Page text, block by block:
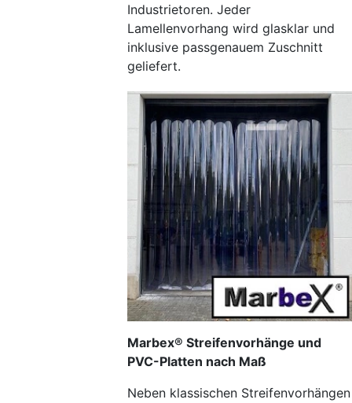
Industrietoren. Jeder
Lamellenvorhang wird glasklar und
inklusive passgenauem Zuschnitt
geliefert.
Marbex® Streifenvorhänge und
PVC-Platten nach Maß
Neben klassischen Streifenvorhängen